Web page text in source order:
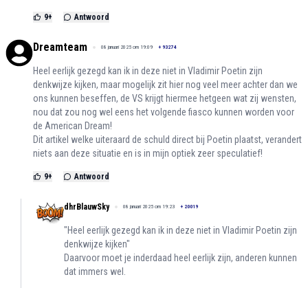
9+ Antwoord
Dreamteam 08 januari 2025 om 19:09 + 93274
Heel eerlijk gezegd kan ik in deze niet in Vladimir Poetin zijn
denkwijze kijken, maar mogelijk zit hier nog veel meer achter dan we
ons kunnen beseffen, de VS krijgt hiermee hetgeen wat zij wensten,
nou dat zou nog wel eens het volgende fiasco kunnen worden voor
de American Dream!
Dit artikel welke uiteraard de schuld direct bij Poetin plaatst, verandert
niets aan deze situatie en is in mijn optiek zeer speculatief!
9+ Antwoord
dhrBlauwSky 08 januari 2025 om 19:23 + 20019
"Heel eerlijk gezegd kan ik in deze niet in Vladimir Poetin zijn
denkwijze kijken"
Daarvoor moet je inderdaad heel eerlijk zijn, anderen kunnen
dat immers wel.